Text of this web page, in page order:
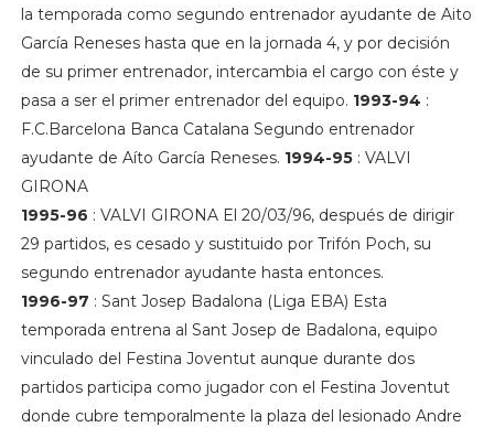
la temporada como segundo entrenador ayudante de Aito
García Reneses hasta que en la jornada 4, y por decisión
de su primer entrenador, intercambia el cargo con éste y
pasa a ser el primer entrenador del equipo. 1993-94 :
F.C.Barcelona Banca Catalana Segundo entrenador
ayudante de Aíto García Reneses. 1994-95: VALVI
GIRONA
1995-96 : VALVI GIRONA El 20/03/96, después de dirigir
29 partidos, es cesado y sustituido por Trifón Poch, su
segundo entrenador ayudante hasta entonces.
1996-97 : Sant Josep Badalona (Liga EBA) Esta
temporada entrena al Sant Josep de Badalona, equipo
vinculado del Festina Joventut aunque durante dos
partidos participa como jugador con el Festina Joventut
donde cubre temporalmente la plaza del lesionado Andre